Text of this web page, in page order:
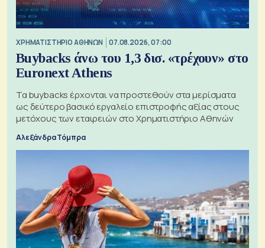
XΡΗΜΑΤΙΣΤΗΡΙΟ ΑΘΗΝΩΝ 07.08.2026, 07:00
Buybacks άνω του 1,3 δισ. «τρέχουν» στο
Euronext Athens
Τα buybacks έρχονται να προστεθούν στα μερίσματα
ως δεύτερο βασικό εργαλείο επιστροφής αξίας στους
μετόχους των εταιρειών στο Χρηματιστήριο Αθηνών
Αλεξάνδρα Τόμπρα